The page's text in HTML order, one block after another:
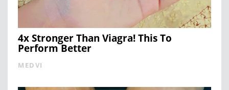
4x Stronger Than Viagra! This To
Perform Better
MEDVI